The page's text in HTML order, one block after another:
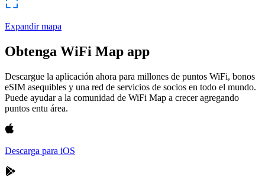
Expandir mapa
Obtenga WiFi Map app
Descargue la aplicación ahora para millones de puntos WiFi, bonos
eSIM asequibles y una red de servicios de socios en todo el mundo.
Puede ayudar a la comunidad de WiFi Map a crecer agregando
puntos entu área.
Descarga para iOS